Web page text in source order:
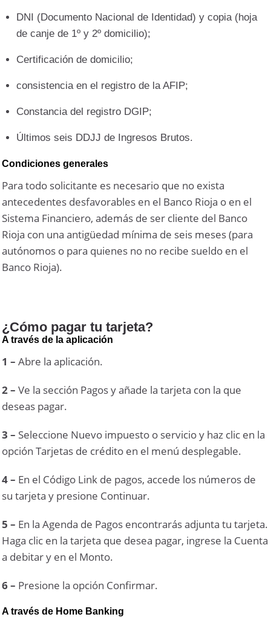
DNI (Documento Nacional de Identidad) y copia (hoja
de canje de 1º y 2º domicilio);
Certificación de domicilio;
consistencia en el registro de la AFIP;
Constancia del registro DGIP;
Últimos seis DDJJ de Ingresos Brutos.
Condiciones generales
Para todo solicitante es necesario que no exista
antecedentes desfavorables en el Banco Rioja o en el
Sistema Financiero, además de ser cliente del Banco
Rioja con una antigüedad mínima de seis meses (para
autónomos o para quienes no no recibe sueldo en el
Banco Rioja).
¿Cómo pagar tu tarjeta?
A través de la aplicación
1 – Abre la aplicación.
2 – Ve la sección Pagos y añade la tarjeta con la que
deseas pagar.
3 – Seleccione Nuevo impuesto o servicio y haz clic en la
opción Tarjetas de crédito en el menú desplegable.
4 – En el Código Link de pagos, accede los números de
su tarjeta y presione Continuar.
5 – En la Agenda de Pagos encontrarás adjunta tu tarjeta.
Haga clic en la tarjeta que desea pagar, ingrese la Cuenta
a debitar y en el Monto.
6 – Presione la opción Confirmar.
A través de Home Banking